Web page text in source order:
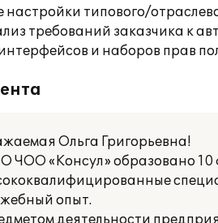
типового/
требований заказчика к
и наборов прав
Ольга Григорьевна!
ЧОО «Консул» образовано 10
опыт.
деятельности